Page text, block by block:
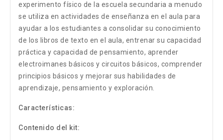
experimento físico de la escuela secundaria a menudo
se utiliza en actividades de enseñanza en el aula para
ayudar a los estudiantes a consolidar su conocimiento
de los libros de texto en el aula, entrenar su capacidad
práctica y capacidad de pensamiento, aprender
electroimanes básicos y circuitos básicos, comprender
principios básicos y mejorar sus habilidades de
aprendizaje, pensamiento y exploración.
Características:
Contenido del kit: